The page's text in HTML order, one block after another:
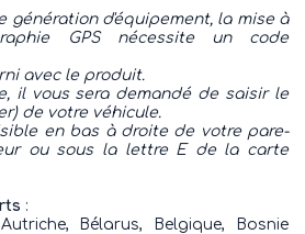
génération d'équipement, la mise à
GPS nécessite un code
avec le produit.
il vous sera demandé de saisir le
de votre véhicule.
en bas à droite de votre pare-
ou sous la lettre E de la carte
:
Bélarus, Belgique, Bosnie